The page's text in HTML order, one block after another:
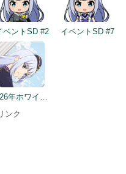
ベントSD #2 イベントSD #7
ホワイトデートップ画面
ンク